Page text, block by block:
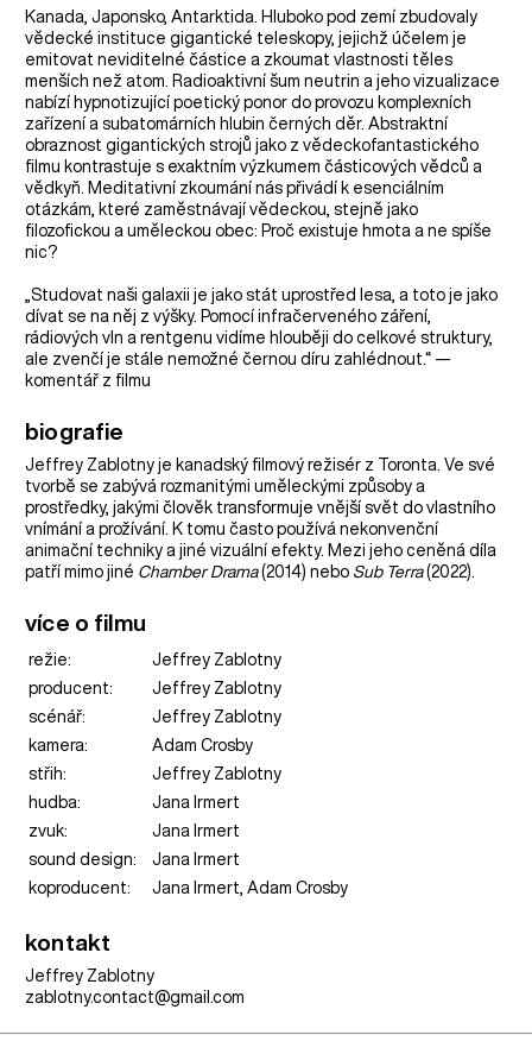
Kanada, Japonsko, Antarktida. Hluboko pod zemí zbudovaly
vědecké instituce gigantické teleskopy, jejichž účelem je
emitovat neviditelné částice a zkoumat vlastnosti těles
menších než atom. Radioaktivní šum neutrin a jeho vizualizace
nabízí hypnotizující poetický ponor do provozu komplexních
zařízení a subatomárních hlubin černých děr. Abstraktní
obraznost gigantických strojů jako z vědeckofantastického
filmu kontrastuje s exaktním výzkumem částicových vědců a
vědkyň. Meditativní zkoumání nás přivádí k esenciálním
otázkám, které zaměstnávají vědeckou, stejně jako
filozofickou a uměleckou obec: Proč existuje hmota a ne spíše
nic?
„Studovat naši galaxii je jako stát uprostřed lesa, a toto je jako
dívat se na něj z výšky. Pomocí infračerveného záření,
rádiových vln a rentgenu vidíme hlouběji do celkové struktury,
ale zvenčí je stále nemožné černou díru zahlédnout.“ —
komentář z filmu
biografie
Jeffrey Zablotny je kanadský filmový režisér z Toronta. Ve své
tvorbě se zabývá rozmanitými uměleckými způsoby a
prostředky, jakými člověk transformuje vnější svět do vlastního
vnímání a prožívání. K tomu často používá nekonvenční
animační techniky a jiné vizuální efekty. Mezi jeho ceněná díla
patří mimo jiné Chamber Drama(2014) nebo Sub Terra(2022).
více o filmu
režie:
Jeffrey Zablotny
producent:
Jeffrey Zablotny
scénář:
Jeffrey Zablotny
kamera:
Adam Crosby
střih:
Jeffrey Zablotny
hudba:
Jana Irmert
zvuk:
Jana Irmert
sound design:
Jana Irmert
koproducent:
Jana Irmert, Adam Crosby
kontakt
Jeffrey Zablotny
zablotny.contact@gmail.com